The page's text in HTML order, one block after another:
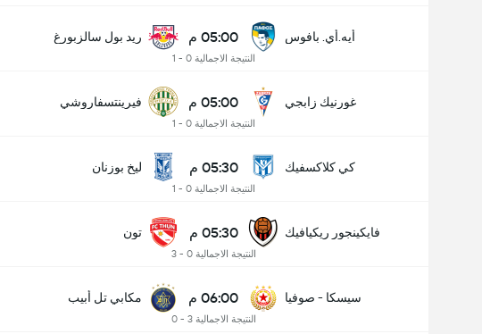
أيه.أي. بافوس 05:00 م
النتيجة الاجمالية 0 - 1
ريد بول سالزبورغ
غورنيك زابجي 05:00 م
النتيجة الاجمالية 0 - 1
فيرينتسفاروشي
كي كلاكسفيك 05:30 م
النتيجة الاجمالية 0 - 1
ليخ بوزنان
فايكينجور ريكيافيك 05:30 م
النتيجة الاجمالية 0 - 3
تون
سيسكا - صوفيا 06:00 م
النتيجة الاجمالية 3 - 0
مكابي تل أبيب